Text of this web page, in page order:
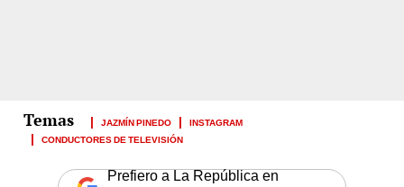
JAZMÍN PINEDO
INSTAGRAM
CONDUCTORES DE TELEVISIÓN
Prefiero a La República en